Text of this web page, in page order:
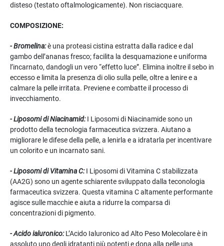
disteso (testato oftalmologicamente). Non risciacquare.
COMPOSIZIONE:
- Bromelina:è una proteasi cistina estratta dalla radice e dal
gambo dell’ananas fresco; facilita la desquamazione e uniforma
l’incarnato, dandogli un vero “effetto luce”. Elimina inoltre il sebo in
eccesso e limita la presenza di olio sulla pelle, oltre a lenire e a
calmare la pelle irritata. Previene e combatte il processo di
invecchiamento.
- Liposomi di Niacinamid:I Liposomi di Niacinamide sono un
prodotto della tecnologia farmaceutica svizzera. Aiutano a
migliorare le difese della pelle, a lenirla e a idratarla per incentivare
un colorito e un incarnato sani.
- Liposomi di Vitamina C:I Liposomi di Vitamina C stabilizzata
(AA2G) sono un agente schiarente sviluppato dalla teconologia
farmaceutica svizzera. Questa vitamina C altamente performante
agisce sulle macchie e aiuta a ridurre la comparsa di
concentrazioni di pigmento.
- Acido ialuronico:L’Acido Ialuronico ad Alto Peso Molecolare è in
assoluto uno degli idratanti più potenti e dona alla pelle una